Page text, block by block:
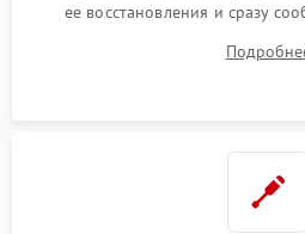
ее восстановления и сразу